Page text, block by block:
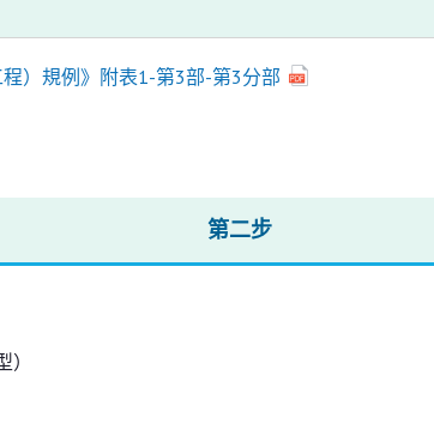
）規例》附表1-第3部-第3分部
第二步